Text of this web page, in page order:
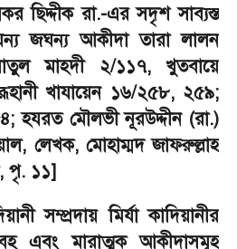
ছিদ্দীক রা.-এর সদৃশ সাব্যস্ত
জঘন্য আকীদা তারা লালন
মাহদী ২/১১৭, খুতবায়ে
খাযায়েন ১৬/২৫৮, ২৫৯;
;হযরত মৌলভী নূরউদ্দীন (রা.)
, লেখক, মোহাম্মদ জাফরুল্লাহ
, পৃ. ১১]
সম্প্রদায় মির্যা কাদিয়ানীর
এবং মারাত্মক আকীদাসমূহ